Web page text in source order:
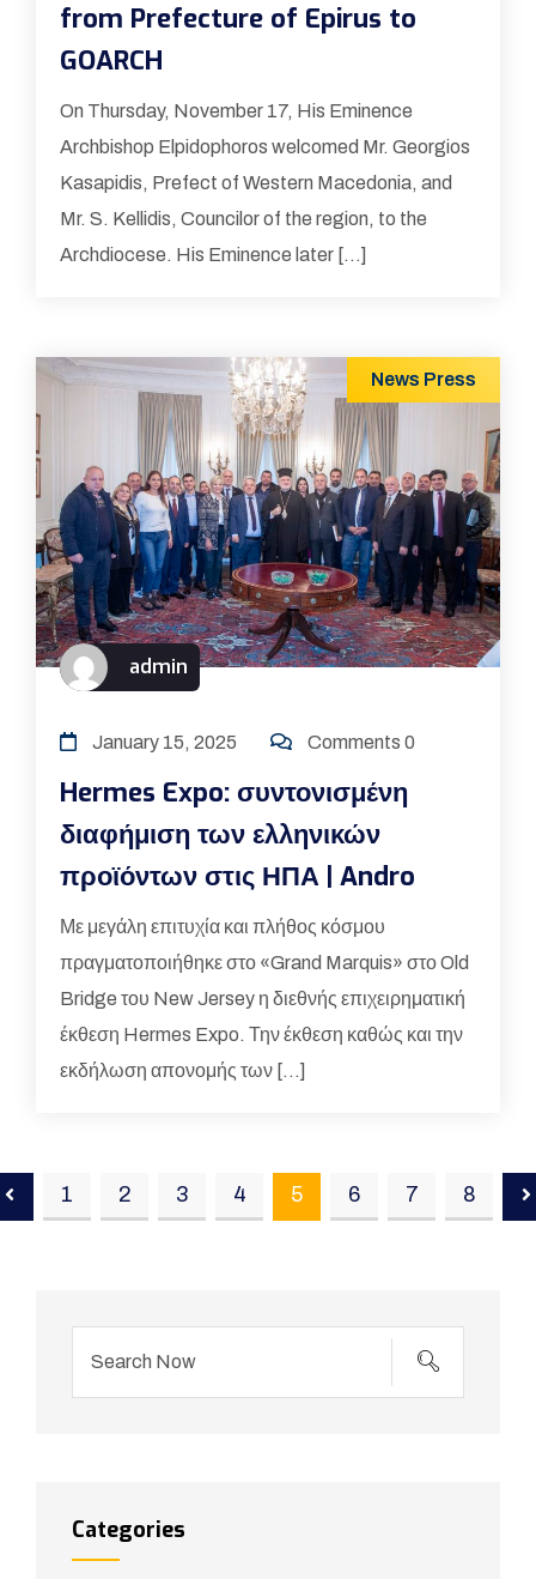
from Prefecture of Epirus to
GOARCH
On Thursday, November 17, His Eminence
Archbishop Elpidophoros welcomed Mr. Georgios
Kasapidis, Prefect of Western Macedonia, and
Mr. S. Kellidis, Councilor of the region, to the
Archdiocese. His Eminence later […]
News Press
admin
January 15, 2025 Comments 0
Hermes Expo: συντονισμένη
διαφήμιση των ελληνικών
προϊόντων στις ΗΠΑ | Andro
Με μεγάλη επιτυχία και πλήθος κόσμου
πραγματοποιήθηκε στο «Grand Marquis» στο Old
Bridge του New Jersey η διεθνής επιχειρηματική
έκθεση Hermes Expo. Την έκθεση καθώς και την
εκδήλωση απονομής των […]
1 2 3 4 5 6 7 8
Categories